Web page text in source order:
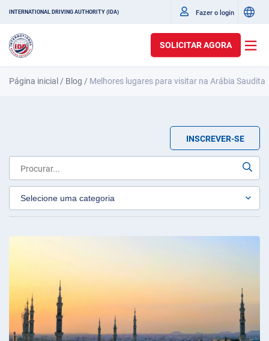
INTERNATIONAL DRIVING AUTHORITY (IDA) Fazer o login
SOLICITAR AGORA
Página inicial / Blog / Melhores lugares para visitar na Arábia Saudita
INSCREVER-SE